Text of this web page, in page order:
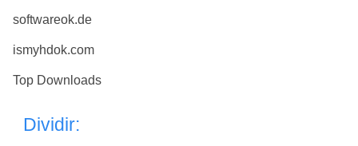
softwareok.de
ismyhdok.com
Top Downloads
Dividir: